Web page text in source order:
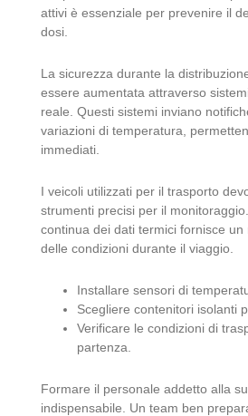
attivi è essenziale per prevenire il
dosi.
La sicurezza durante la
essere aumentata attraverso
reale. Questi sistemi inviano
variazioni di temperatura,
immediati.
I veicoli utilizzati per il trasporto
strumenti precisi per il
continua dei dati termici fornisce un
delle condizioni durante il viaggio.
Installare sensori di
Scegliere contenitori isolanti
Verificare le condizioni di
partenza.
Formare il personale addetto alla
indispensabile. Un team ben